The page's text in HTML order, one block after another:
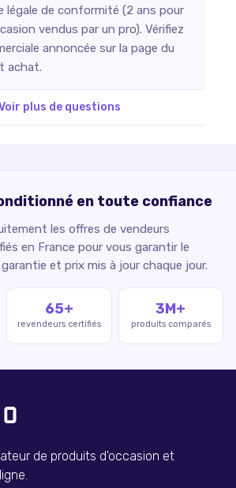
légale de conformité (2 ans pour
vendus par un pro). Vérifiez
annoncée sur la page du
achat.
plus de questions
en toute confiance
les offres de vendeurs
en France pour vous garantir le
et prix mis à jour chaque jour.
65+
revendeurs certifiés
3M+
produits comparés
de produits d'occasion et